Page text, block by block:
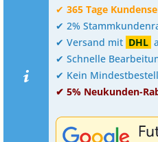
✔ 365 Tage
✔ 2%
✔ Versand mit DHL
✔ Schnelle
✔ Kein
✔ 5% Neukunden-